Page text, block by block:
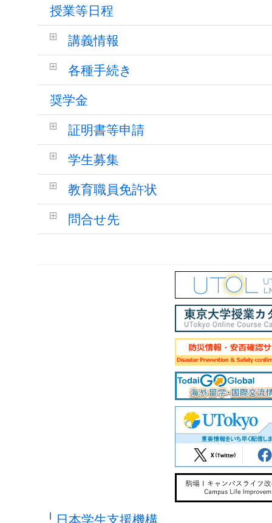
授業等日程
講義情報
各種手続き
奨学金
証明書等申請
学生募集
教育職員免許状
問合せ先
日本学生支援機構